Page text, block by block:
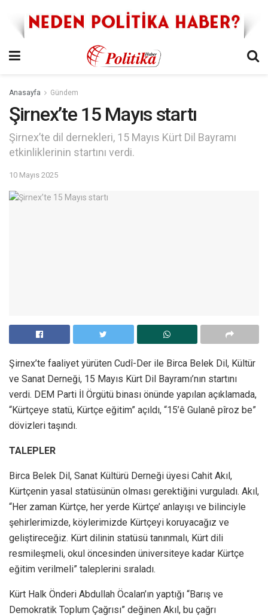
Anasayfa Gündem
Şirnex’te 15 Mayıs startı
Şirnex’te dil dernekleri, 15 Mayıs Kürt Dil Bayramı
etkinliklerinin startını verdi.
10 Mayıs 2025
Şirnex’te faaliyet yürüten Cudî-Der ile Birca Belek Dil, Kültür
ve Sanat Derneği, 15 Mayıs Kürt Dil Bayramı’nın startını
verdi. DEM Parti İl Örgütü binası önünde yapılan açıklamada,
“Kürtçeye statü, Kürtçe eğitim” açıldı, “15’ê Gulanê pîroz be”
dövizleri taşındı.
TALEPLER
Birca Belek Dil, Sanat Kültürü Derneği üyesi Cahit Akıl,
Kürtçenin yasal statüsünün olması gerektiğini vurguladı. Akıl,
“Her zaman Kürtçe, her yerde Kürtçe’ anlayışı ve bilinciyle
şehirlerimizde, köylerimizde Kürtçeyi koruyacağız ve
geliştireceğiz. Kürt dilinin statüsü tanınmalı, Kürt dili
resmileşmeli, okul öncesinden üniversiteye kadar Kürtçe
eğitim verilmeli” taleplerini sıraladı.
Kürt Halk Önderi Abdullah Öcalan’ın yaptığı “Barış ve
Demokratik Toplum Çağrısı” değinen Akıl, bu çağrı